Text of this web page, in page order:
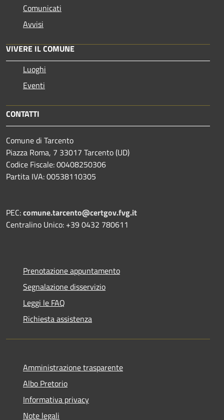
Comunicati
Avvisi
VIVERE IL COMUNE
Luoghi
Eventi
CONTATTI
Comune di Tarcento
Piazza Roma, 7 33017 Tarcento (UD)
Codice Fiscale: 00408250306
Partita IVA: 00538110305
PEC:comune.tarcento@certgov.fvg.it
Centralino Unico: +39 0432 780611
Prenotazione appuntamento
Segnalazione disservizio
Leggi le FAQ
Richiesta assistenza
Amministrazione trasparente
Albo Pretorio
Informativa privacy
Note legali